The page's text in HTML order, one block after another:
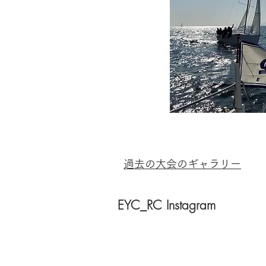
​過去の大会のギャラリー
EYC_RC Instagram